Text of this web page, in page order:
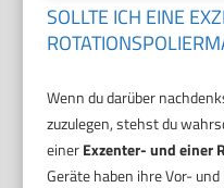
SOLLTE ICH EINE
Wenn du darüber
zuzulegen, stehst du
einerExzenter- und einer
Geräte haben ihre Vor-